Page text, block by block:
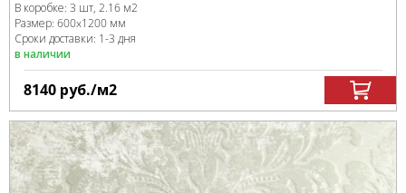
В коробке: 3 шт, 2.16 м2
Размер: 600x1200 мм
Сроки доставки: 1-3 дня
в наличии
8140 руб./м2